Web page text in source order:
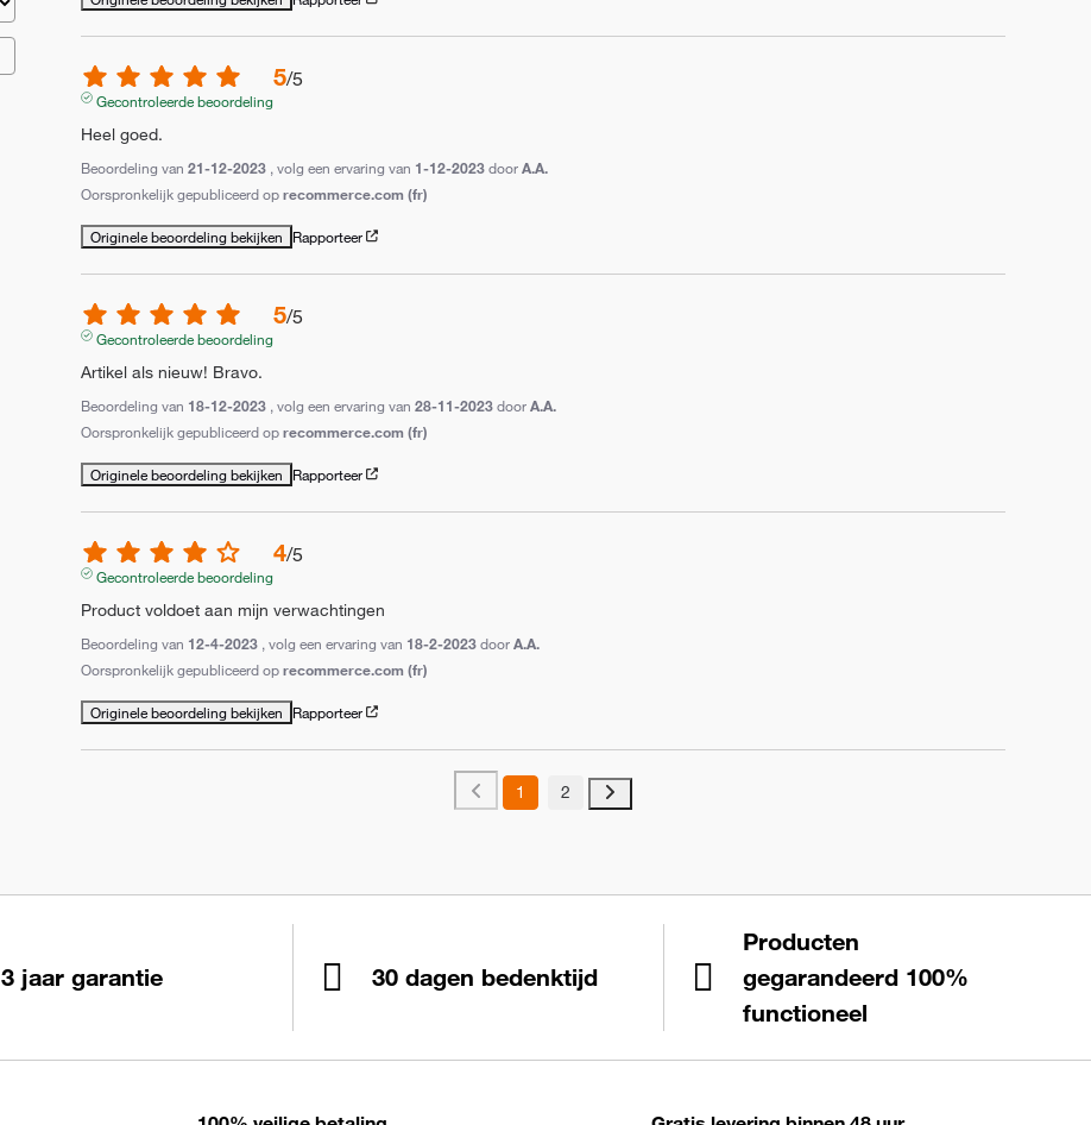
5/5
Gecontroleerde beoordeling
Heel goed.
Beoordeling van21-12-2023 , volg een ervaring van 1-12-2023 doorA.A.
Oorspronkelijk gepubliceerd oprecommerce.com (fr)
Originele beoordeling bekijken Rapporteer
5/5
Gecontroleerde beoordeling
Artikel als nieuw! Bravo.
Beoordeling van 18-12-2023 , volg een ervaring van28-11-2023 doorA.A.
Oorspronkelijk gepubliceerd oprecommerce.com (fr)
Originele beoordeling bekijken Rapporteer
4/5
Gecontroleerde beoordeling
Product voldoet aan mijn verwachtingen
Beoordeling van 12-4-2023 , volg een ervaring van 18-2-2023 doorA.A.
Oorspronkelijk gepubliceerd oprecommerce.com (fr)
Originele beoordeling bekijken Rapporteer
1 2
3 jaar garantie 30 dagen bedenktijd
Producten
gegarandeerd 100%
functioneel